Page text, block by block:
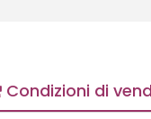
Condizioni di